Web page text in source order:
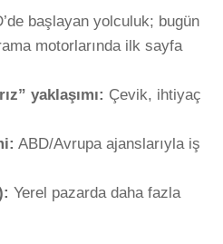
başlayan yolculuk; bugün
motorlarında ilk sayfa
yaklaşımı: Çevik, ihtiyaç
ABD/Avrupa ajanslarıyla iş
Yerel pazarda daha fazla